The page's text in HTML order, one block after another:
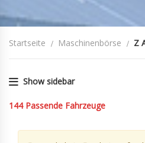
Startseite Maschinenbörse Z
Show sidebar
144 Passende Fahrzeuge